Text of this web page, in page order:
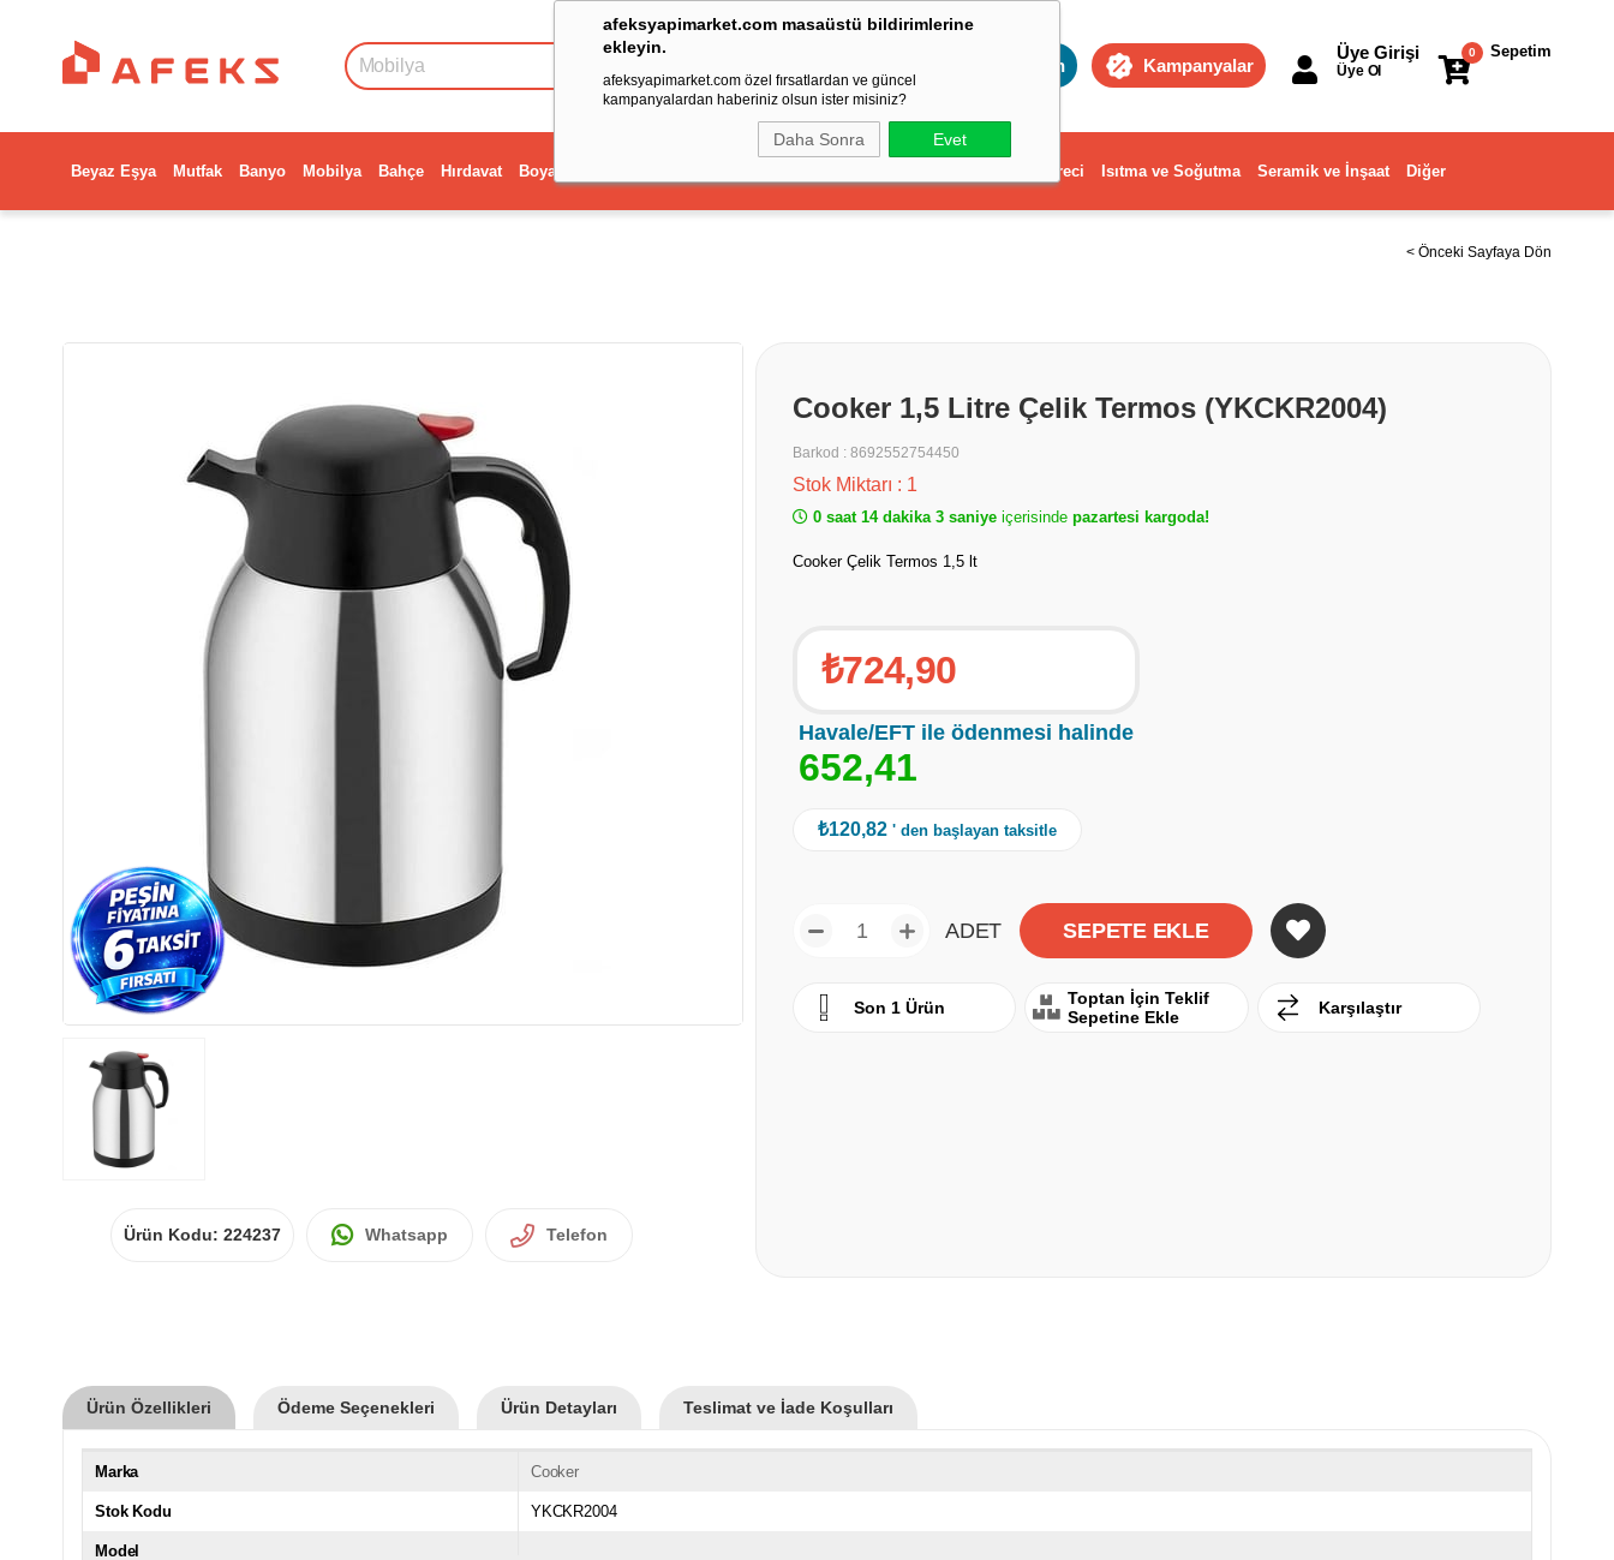
afeksyapimarket.com masaüstü bildirimlerine
ekleyin.
afeksyapimarket.com özel fırsatlardan ve güncel
kampanyalardan haberiniz olsun ister misiniz?
Daha Sonra Evet
Toptan Kampanyalar
Sepetim
0
Üye Girişi
Üye Ol
Beyaz Eşya Mutfak Banyo Mobilya Bahçe Hırdavat Boya Dekorasyon ve Ev Gereci Isıtma ve Soğutma Seramik ve İnşaat Diğer
< Önceki Sayfaya Dön
Ürün Kodu: 224237 Whatsapp Telefon
Cooker 1,5 Litre Çelik Termos (YKCKR2004)
Barkod : 8692552754450
Stok Miktarı : 1
0 saat 14 dakika 3 saniye içerisinde pazartesi kargoda!
Cooker Çelik Termos 1,5 lt
₺724,90
Havale/EFT ile ödenmesi halinde
652,41
₺120,82 ' den başlayan taksitle
ADET
Son 1 Ürün
Toptan İçin Teklif
Sepetine Ekle
Karşılaştır
Ürün Özellikleri Ödeme Seçenekleri Ürün Detayları Teslimat ve İade Koşulları
Marka Cooker
Stok Kodu YKCKR2004
Model